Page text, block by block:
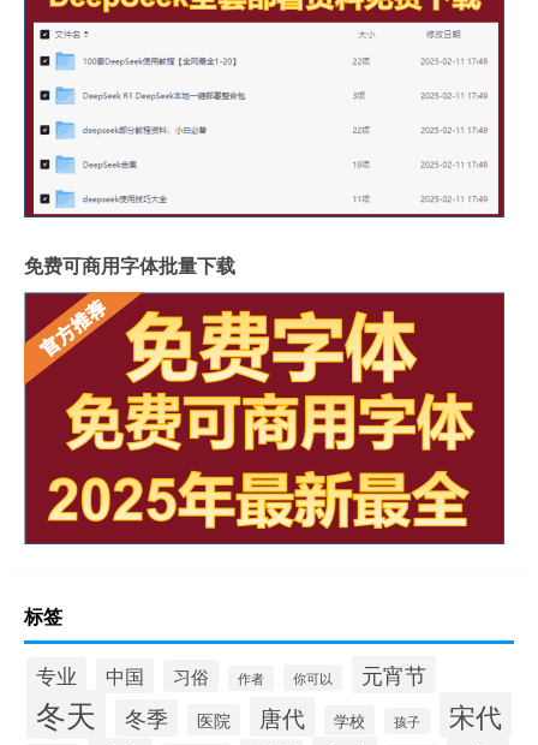
免费可商用字体批量下载
标签
专业 中国 习俗 作者 你可以 元宵节
冬天 冬季 医院 唐代 学校 孩子 宋代